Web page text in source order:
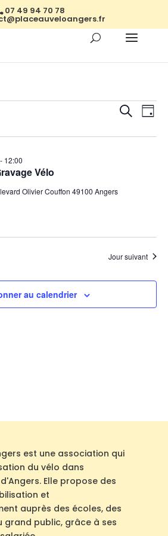
07 49 94 70 78
et de
Jour
Vélo
- 12:00
Olivier Couffon 49100 Angers
Jour suivant
au calendrier
est une association qui
du vélo dans
Elle propose des
et
auprès des écoles, des
grand public, grâce à ses